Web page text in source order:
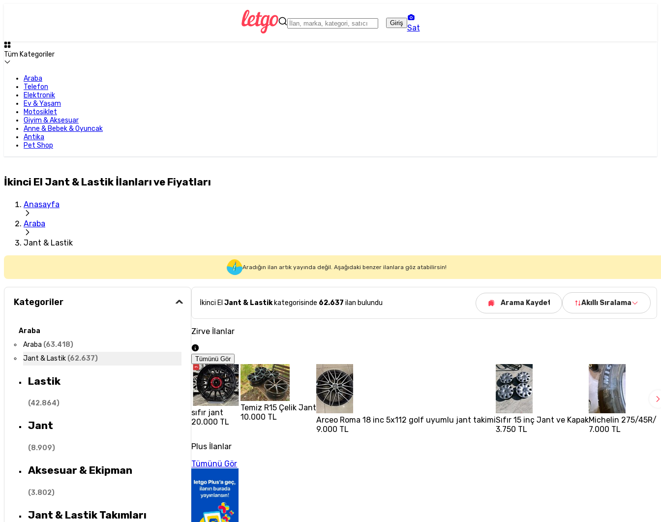
Giriş
Sat
Tüm Kategoriler
Araba
Telefon
Elektronik
Ev & Yaşam
Motosiklet
Giyim & Aksesuar
Anne & Bebek & Oyuncak
Antika
Pet Shop
İkinci El Jant & Lastik İlanları ve Fiyatları
Anasayfa
Araba
Jant & Lastik
Aradığın ilan artık yayında değil. Aşağıdaki benzer ilanlara göz atabilirsin!
Kategoriler
Araba
Araba (63.418)
Jant & Lastik (62.637)
Lastik
(42.864)
Jant
(8.909)
Aksesuar & Ekipman
(3.802)
Jant & Lastik Takımları
İkinci ElJant & Lastikkategorisinde 62.637 ilan bulundu Arama Kaydet Akıllı Sıralama
Zirve İlanlar
Tümünü Gör
sıfır jant
20.000 TL
Temiz R15 Çelik Jant
10.000 TL
Arceo Roma 18 inc 5x112 golf uyumlu jant takimi
9.000 TL
Sıfır 15 inç Jant ve Kapak
3.750 TL
Michelin 275/45R/
7.000 TL
Plus İlanlar
Tümünü Gör